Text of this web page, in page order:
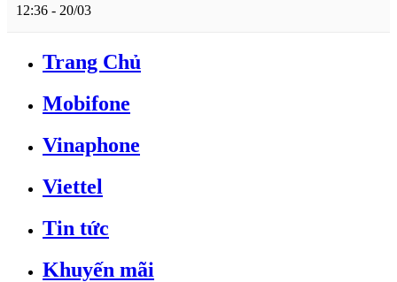
12:36 - 20/03
Trang Chủ
Mobifone
Vinaphone
Viettel
Tin tức
Khuyến mãi